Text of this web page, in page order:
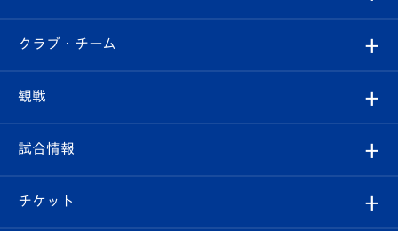
すべて
クラブ
試合情報
クラブ・チーム
クラブ概要
エンブレム紹介
観戦
観戦ルール
試合情報
試合日程/結果
チケット